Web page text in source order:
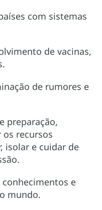
com sistemas
de vacinas,
de rumores e
preparação,
recursos
isolar e cuidar de
e
mundo.